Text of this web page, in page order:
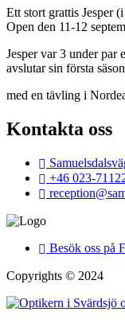
Ett stort grattis Jesper
Open den 11-12
Jesper var 3 under par
avslutar sin första
med en tävling i
Kontakta oss
+46 023-
Besök oss på
Copyrights © 2024